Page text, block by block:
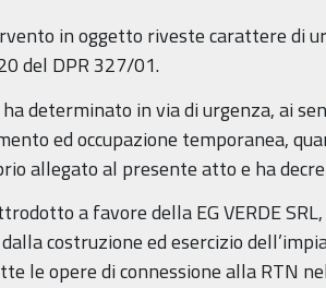
in oggetto riveste carattere di
del DPR 327/01.
determinato in via di urgenza, ai
ed occupazione temporanea,
allegato al presente atto e ha
a favore della EG VERDE SRL,
costruzione ed esercizio
le opere di connessione alla RTN